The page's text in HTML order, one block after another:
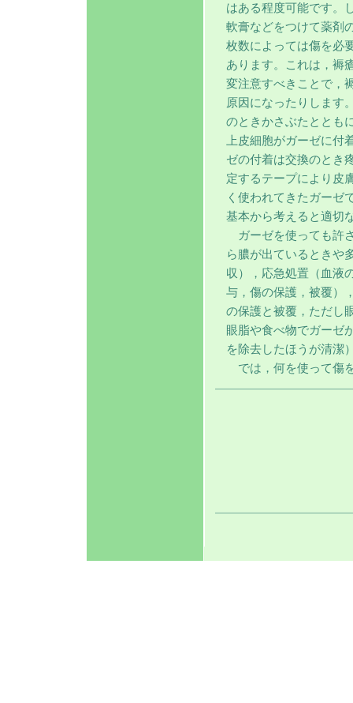
はある程度可能です。
軟膏などをつけて薬剤
枚数によっては傷を必
あります。これは，褥
変注意すべきことで，
原因になったりします
のときかさぶたととも
上皮細胞がガーゼに付
ゼの付着は交換のとき
定するテープにより皮
く使われてきたガーゼ
基本から考えると適切
ガーゼを使っても許
ら膿が出ているときや
収），応急処置（血液
与，傷の保護，被覆）
の保護と被覆，ただし
眼脂や食べ物でガーゼ
を除去したほうが清潔
では，何を使って傷